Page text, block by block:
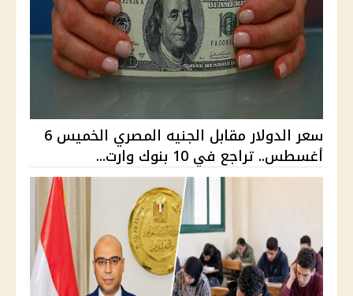
سعر الدولار مقابل الجنيه المصري الخميس 6
أغسطس.. تراجع في 10 بنوك وارت...